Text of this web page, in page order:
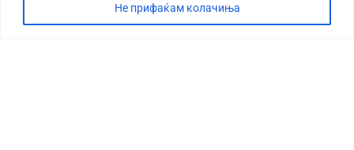
Не прифаќам колачиња